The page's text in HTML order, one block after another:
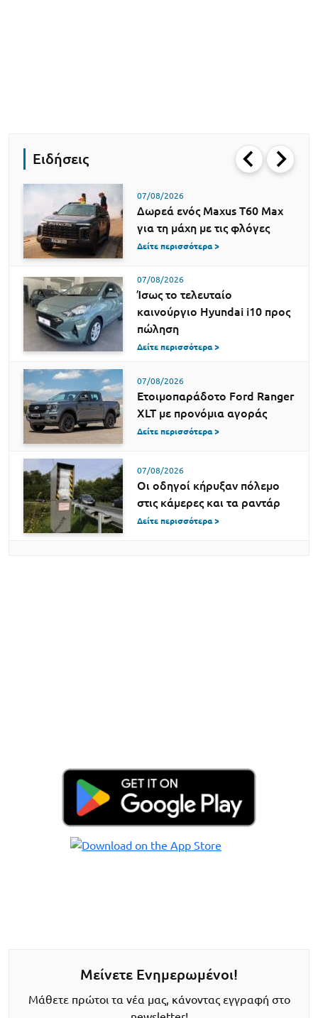
Ειδήσεις
07/08/2026
Δωρεά ενός Maxus T60 Max
για τη μάχη με τις φλόγες
Δείτε περισσότερα >
07/08/2026
Ίσως το τελευταίο
καινούργιο Hyundai i10 προς
πώληση
Δείτε περισσότερα >
07/08/2026
Ετοιμοπαράδοτο Ford Ranger
XLT με προνόμια αγοράς
Δείτε περισσότερα >
07/08/2026
Οι οδηγοί κήρυξαν πόλεμο
στις κάμερες και τα ραντάρ
Δείτε περισσότερα >
Μείνετε Ενημερωμένοι!
Μάθετε πρώτοι τα νέα μας, κάνοντας εγγραφή στο